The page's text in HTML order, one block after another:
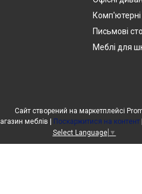
Комп'ютерні
Письмові
Меблі для
Сайт створений на маркетплейсі
Поскаржитися на контент
Select Language ▼